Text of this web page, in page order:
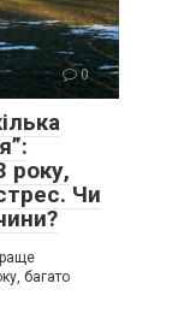
0
року,
Чи
багато